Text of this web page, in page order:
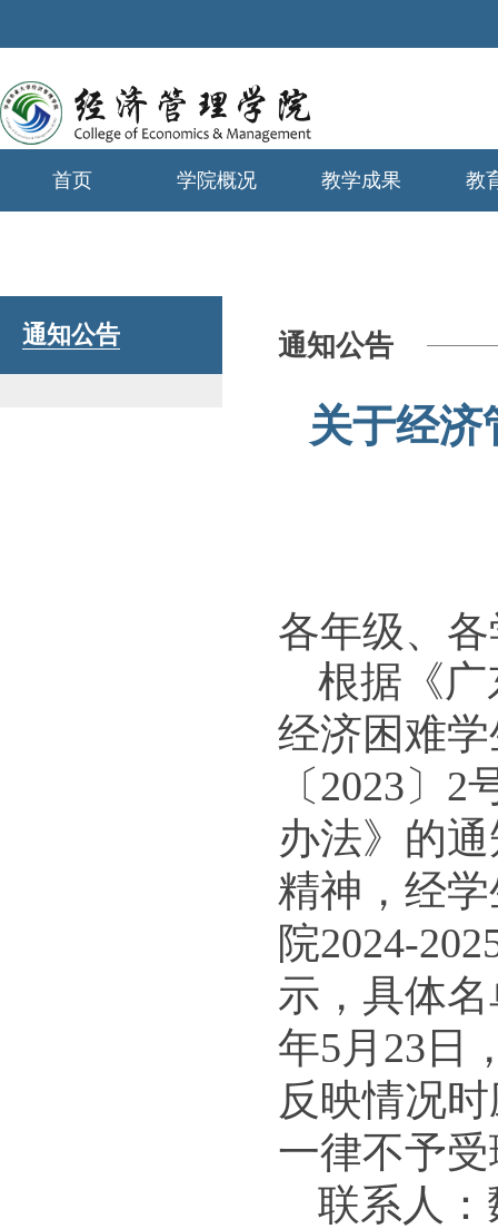
首页 学院概况 教学成果 教
通知公告 通知公告
关于经济
各年级、
根据《
经济困难
〔2023〕
办法》的
精神，经
院2024-
示，具体
年5月23日
反映情况
一律不予
联系人